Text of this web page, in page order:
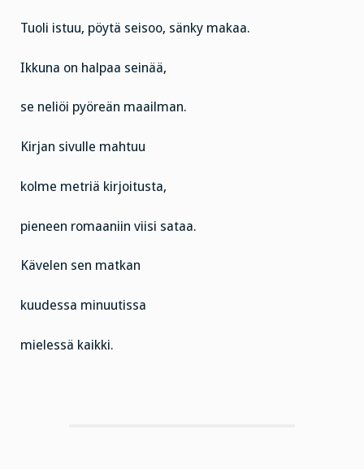
Tuoli istuu, pöytä seisoo, sänky makaa.
Ikkuna on halpaa seinää,
se neliöi pyöreän maailman.
Kirjan sivulle mahtuu
kolme metriä kirjoitusta,
pieneen romaaniin viisi sataa.
Kävelen sen matkan
kuudessa minuutissa
mielessä kaikki.